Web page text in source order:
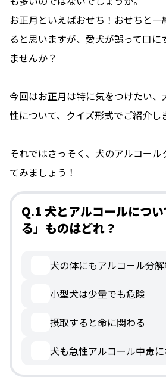
お正月といえばおせち！おせちと
ると思いますが、愛犬が誤って口
ませんか？
今回はお正月は特に気をつけたい
性について、クイズ形式でご紹介し
それではさっそく、犬のアルコール
てみましょう！
Q.1 犬とアルコールにつ
る」ものはどれ？
犬の体にもアルコール分
小型犬は少量でも危険
摂取すると命に関わる
犬も急性アルコール中毒に